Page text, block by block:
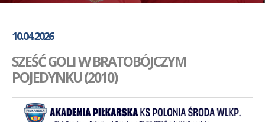
KONTAKT
SKLEP
PLAN TRENINGÓW
10.04.2026
SZEŚĆ GOLI W BRATOBÓJCZYM
POJEDYNKU (2010)